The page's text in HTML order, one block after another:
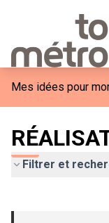
Mes idées pour
Filtrer et